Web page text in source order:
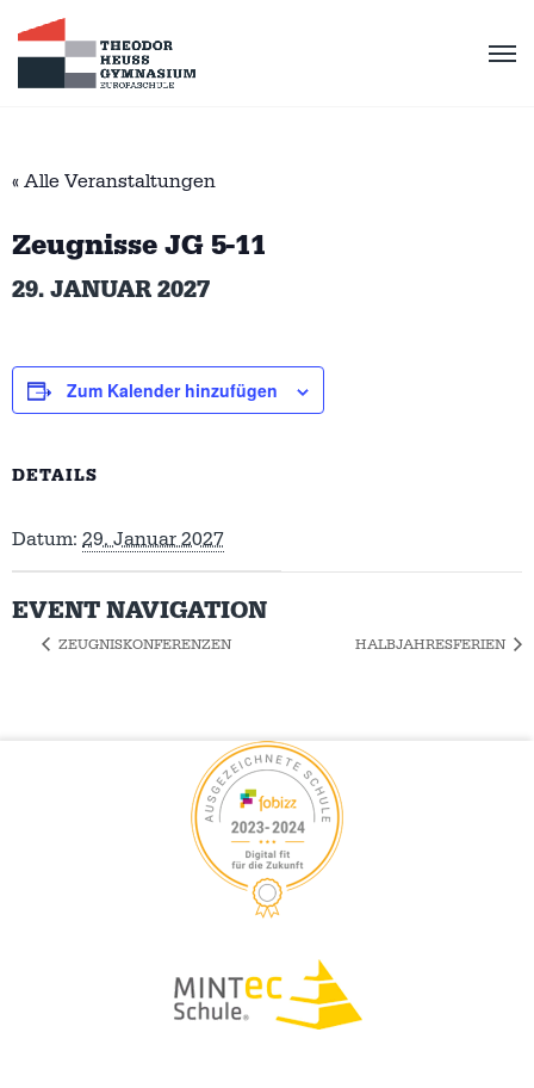
« Alle Veranstaltungen
Zeugnisse JG 5-11
29. JANUAR 2027
Zum Kalender hinzufügen
DETAILS
Datum: 29. Januar 2027
EVENT NAVIGATION
ZEUGNISKONFERENZEN HALBJAHRESFERIEN